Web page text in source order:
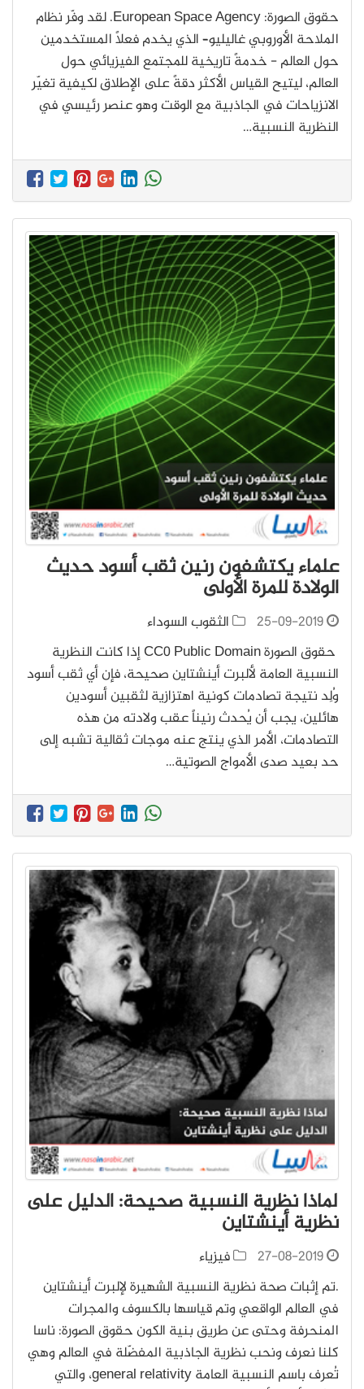
حقوق الصورة: European Space Agency. لقد وفّر نظام
الملاحة الأوروبي غاليليو– الذي يخدم فعلًا المستخدمين
حول العالم - خدمةً تاريخية للمجتمع الفيزيائي حول
العالم، ليتيح القياس الأكثر دقةً على الإطلاق لكيفية تغيّر
الانزياحات في الجاذبية مع الوقت وهو عنصر رئيسي في
النظرية النسبية…
علماء يكتشفون رنين ثقب أسود حديث
الولادة للمرة الأولى
25-09-2019
الثقوب السوداء
حقوق الصورة CC0 Public Domain إذا كانت النظرية
النسبية العامة لألبرت أينشتاين صحيحة، فإن أي ثقب أسود
وُلِد نتيجة تصادمات كونية اهتزازية لثقبين أسودين
هائلين، يجب أن يُحدث رنيناً عقب ولادته من هذه
التصادمات، الأمر الذي ينتج عنه موجات ثقالية تشبه إلى
حد بعيد صدى الأمواج الصوتية…
لماذا نظرية النسبية صحيحة: الدليل على
نظرية أينشتاين
27-08-2019
فيزياء
.تم إثبات صحة نظرية النسبية الشهيرة لإلبرت أينشتاين
في العالم الواقعي وتم قياسها بالكسوف والمجرات
المنحرفة وحتى عن طريق بنية الكون حقوق الصورة: ناسا
كلنا نعرف ونحب نظرية الجاذبية المفضّلة في العالم وهي
تُعرف باسم النسبية العامة general relativity، والتي